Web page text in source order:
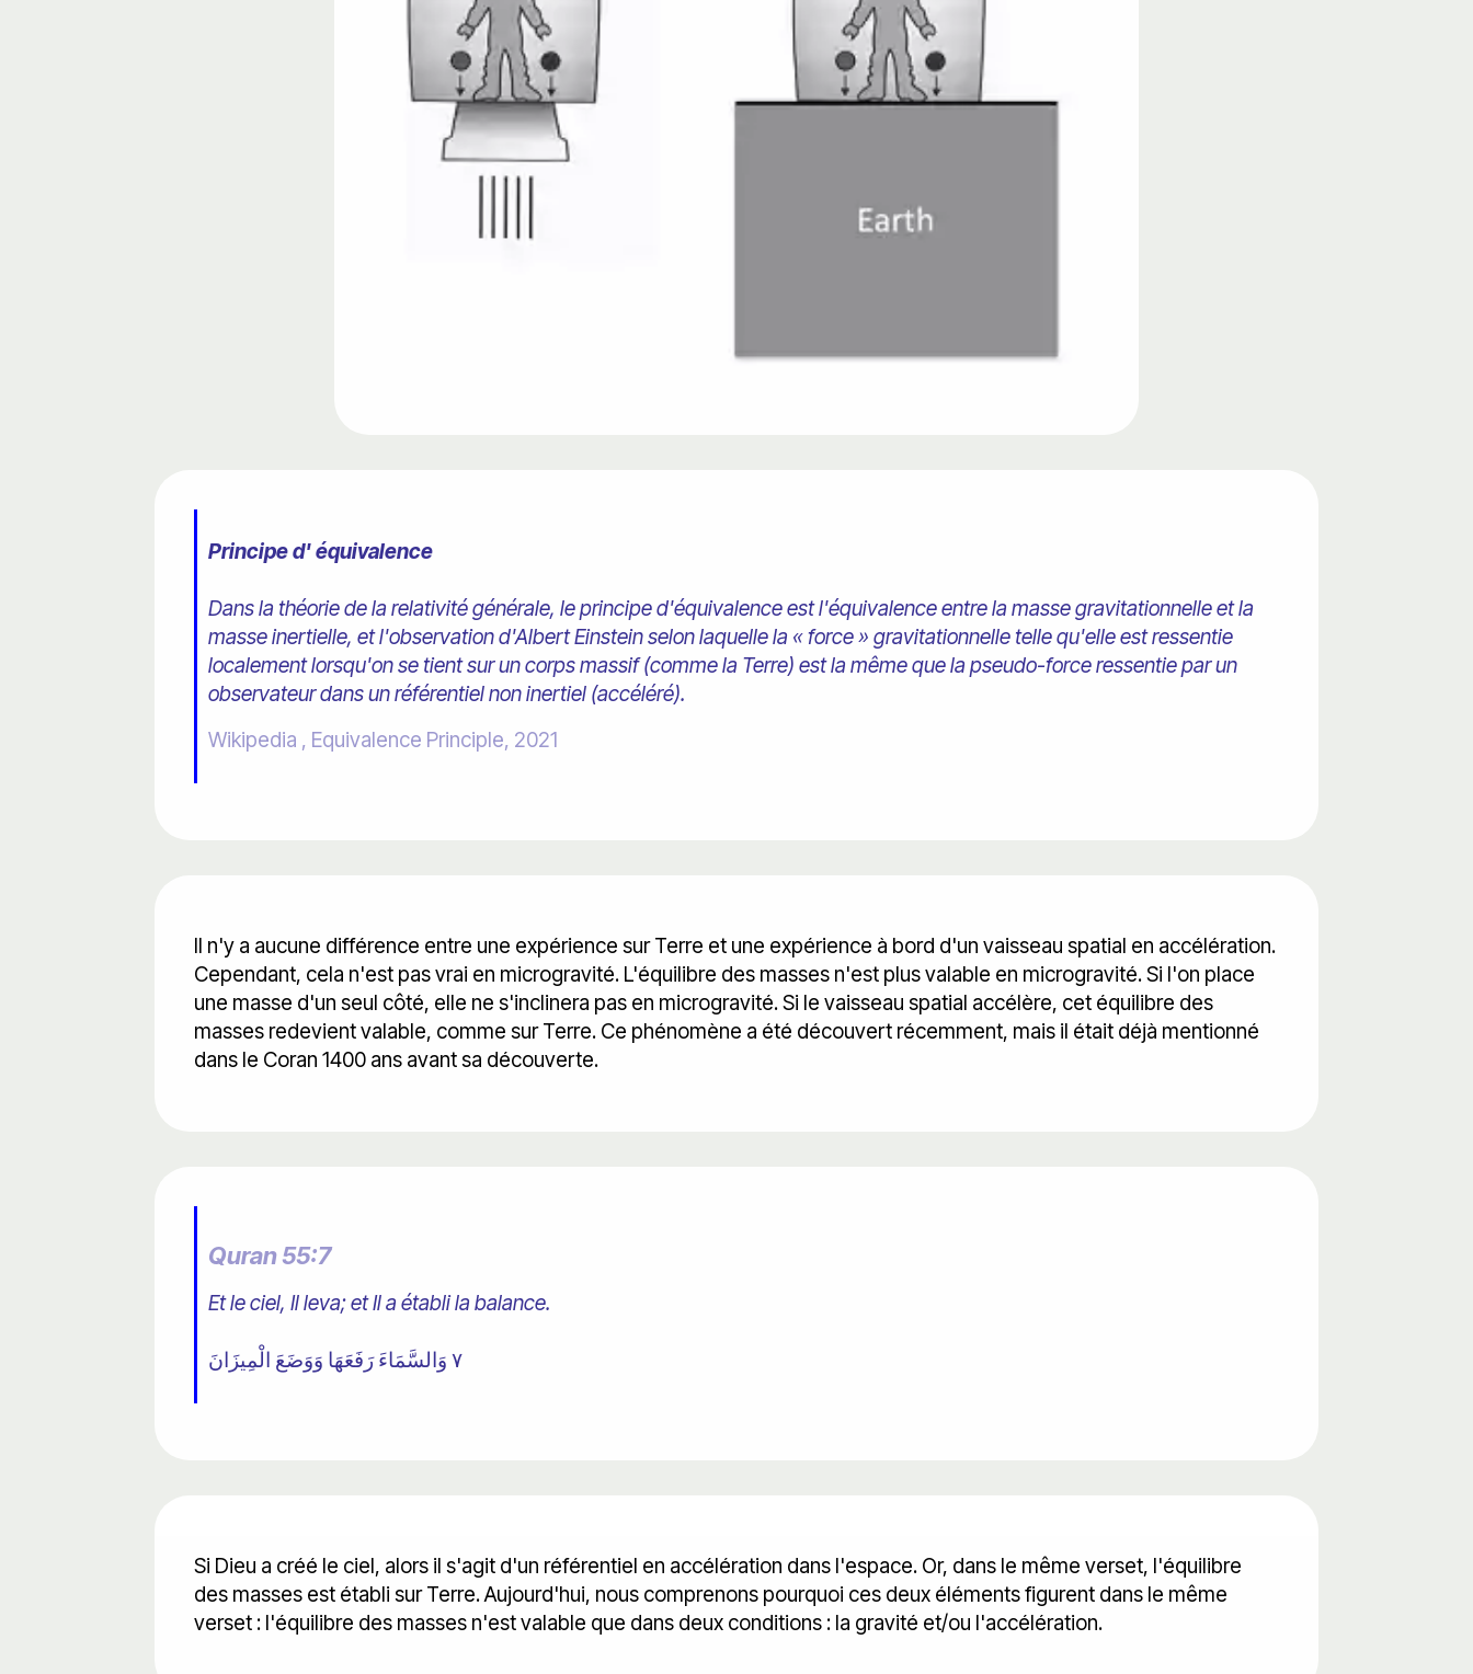
Principe d' équivalence
Dans la théorie de la relativité générale, le principe d'équivalence est l'équivalence entre la masse gravitationnelle et la
masse inertielle, et l'observation d'Albert Einstein selon laquelle la « force » gravitationnelle telle qu'elle est ressentie
localement lorsqu'on se tient sur un corps massif (comme la Terre) est la même que la pseudo-force ressentie par un
observateur dans un référentiel non inertiel (accéléré).
Wikipedia , Equivalence Principle, 2021
Il n'y a aucune différence entre une expérience sur Terre et une expérience à bord d'un vaisseau spatial en accélération.
Cependant, cela n'est pas vrai en microgravité. L'équilibre des masses n'est plus valable en microgravité. Si l'on place
une masse d'un seul côté, elle ne s'inclinera pas en microgravité. Si le vaisseau spatial accélère, cet équilibre des
masses redevient valable, comme sur Terre. Ce phénomène a été découvert récemment, mais il était déjà mentionné
dans le Coran 1400 ans avant sa découverte.
Quran 55:7
Et le ciel, Il leva; et Il a établi la balance.
٧ وَالسَّمَاءَ رَفَعَهَا وَوَضَعَ الْمِيزَانَ
Si Dieu a créé le ciel, alors il s'agit d'un référentiel en accélération dans l'espace. Or, dans le même verset, l'équilibre
des masses est établi sur Terre. Aujourd'hui, nous comprenons pourquoi ces deux éléments figurent dans le même
verset : l'équilibre des masses n'est valable que dans deux conditions : la gravité et/ou l'accélération.